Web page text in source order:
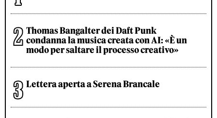
Thomas Bangalter dei Daft Punk
condanna la musica creata con AI: «È un
modo per saltare il processo creativo»
Lettera aperta a Serena Brancale